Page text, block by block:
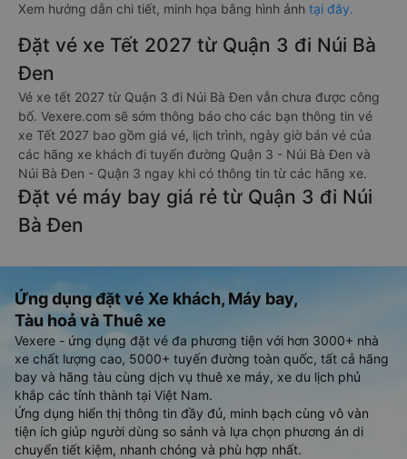
Xem hướng dẫn chi tiết, minh họa bằng hình ảnh tại đây.
Đặt vé xe Tết 2027 từ Quận 3 đi Núi Bà
Đen
Vé xe tết 2027 từ Quận 3 đi Núi Bà Đen vẫn chưa được công
bố. Vexere.com sẽ sớm thông báo cho các bạn thông tin vé
xe Tết 2027 bao gồm giá vé, lịch trình, ngày giờ bán vé của
các hãng xe khách đi tuyến đường Quận 3 - Núi Bà Đen và
Núi Bà Đen - Quận 3 ngay khi có thông tin từ các hãng xe.
Đặt vé máy bay giá rẻ từ Quận 3 đi Núi
Bà Đen
Ứng dụng đặt vé Xe khách, Máy bay,
Tàu hoả và Thuê xe
Vexere - ứng dụng đặt vé đa phương tiện với hơn 3000+ nhà
xe chất lượng cao, 5000+ tuyến đường toàn quốc, tất cả hãng
bay và hãng tàu cùng dịch vụ thuê xe máy, xe du lịch phủ
khắp các tỉnh thành tại Việt Nam.
Ứng dụng hiển thị thông tin đầy đủ, minh bạch cùng vô vàn
tiện ích giúp người dùng so sánh và lựa chọn phương án di
chuyển tiết kiệm, nhanh chóng và phù hợp nhất.